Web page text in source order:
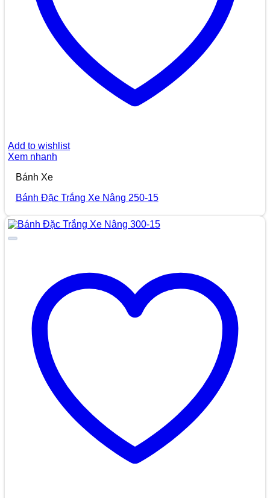
Add to wishlist
Xem nhanh
Bánh Xe
Bánh Đặc Trắng Xe Nâng 250-15